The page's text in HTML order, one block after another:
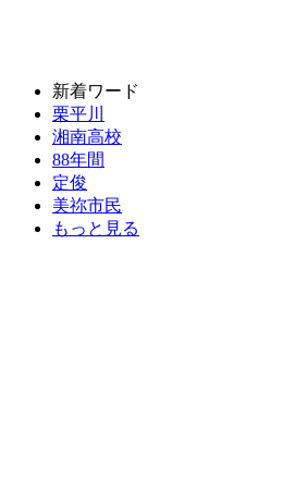
新着ワード
栗平川
湘南高校
88年間
定俊
美祢市民
もっと見る